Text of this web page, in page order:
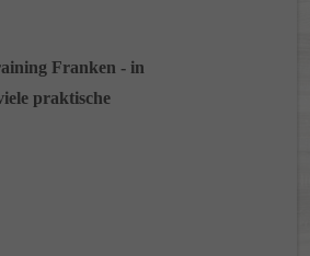
Franken - in
praktische